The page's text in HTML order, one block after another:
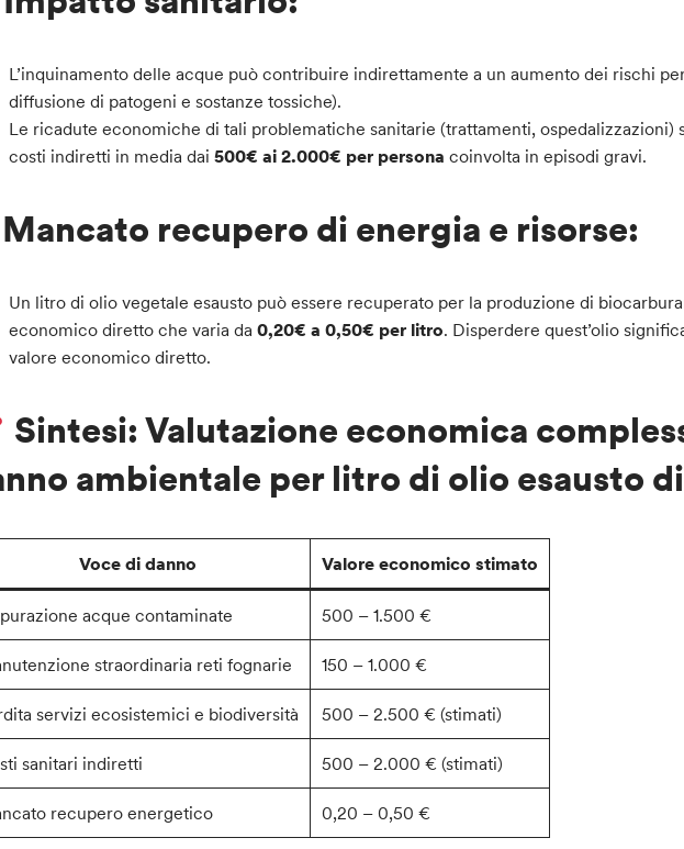
L’inquinamento delle acque può contribuire indirettamente a un aumento dei rischi
diffusione di patogeni e sostanze tossiche).
Le ricadute economiche di tali problematiche sanitarie (trattamenti, ospedalizzazioni)
costi indiretti in media dai500€ ai 2.000€ per persona coinvolta in episodi gravi.
Mancato recupero di energia e risorse:
Un litro di olio vegetale esausto può essere recuperato per la produzione di
economico diretto che varia da0,20€ a 0,50€ per litro. Disperdere quest’olio
valore economico diretto.
Sintesi: Valutazione economica
ambientale per litro di olio esausto
Voce di danno Valore economico stimato
acque contaminate 500 – 1.500 €
straordinaria reti fognarie 150 – 1.000 €
servizi ecosistemici e biodiversità 500 – 2.500 € (stimati)
sanitari indiretti 500 – 2.000 € (stimati)
recupero energetico 0,20 – 0,50 €